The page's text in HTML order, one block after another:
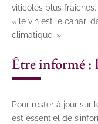
viticoles plus
« le vin est le canari
climatique. »
Être informé :
Pour rester à jour sur
est essentiel de